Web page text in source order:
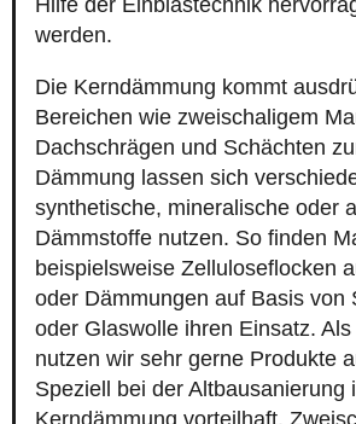
Hilfe der Einblastechnik
werden.
Die Kerndämmung kommt
Bereichen wie zweischaligem
Dachschrägen und Schächten
Dämmung lassen sich
synthetische, mineralische oder
Dämmstoffe nutzen. So finden
beispielsweise Zelluloseflocken
oder Dämmungen auf Basis von
oder Glaswolle ihren Einsatz.
nutzen wir sehr gerne Produkte
Speziell bei der Altbausanierung